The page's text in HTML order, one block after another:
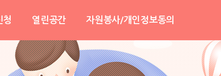
청 열린공간
센터소식
사진및영상
자원봉사/개인정보동의
자원봉사활동안내
자원봉사활동신청